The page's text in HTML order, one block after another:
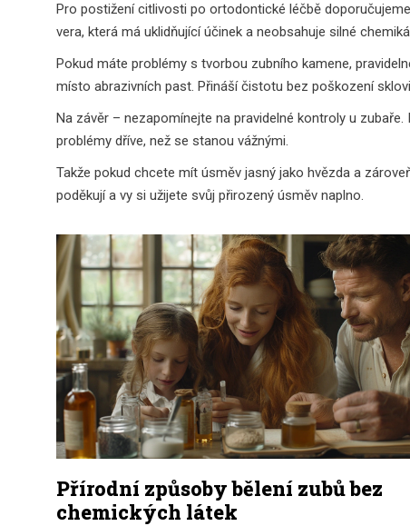
Pro postižení citlivosti po ortodontické léčbě
vera, která má uklidňující účinek a neobsahuje silné
Pokud máte problémy s tvorbou zubního kamene,
místo abrazivních past. Přináší čistotu bez poškození
Na závěr – nezapomínejte na pravidelné kontroly u
problémy dříve, než se stanou vážnými.
Takže pokud chcete mít úsměv jasný jako hvězda a
poděkují a vy si užijete svůj přirozený úsměv naplno.
Přírodní způsoby bělení zubů bez
chemických látek